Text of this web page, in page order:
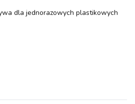
dla jednorazowych plastikowych